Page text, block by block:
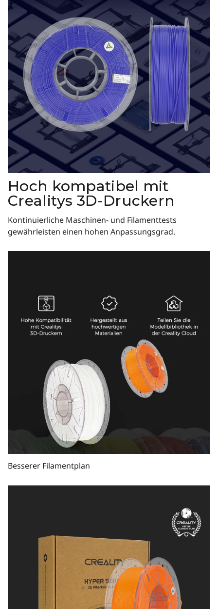
Hoch kompatibel mit
Crealitys 3D-Druckern
Kontinuierliche Maschinen- und Filamenttests
gewährleisten einen hohen Anpassungsgrad.
Besserer Filamentplan